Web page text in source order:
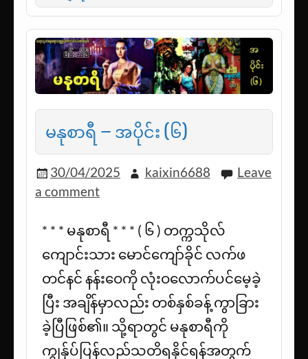
မနုစာရီ – အပိုင်း (၆)
30/04/2025 kaixin6688
Leave
a comment
* * * မနုစာရီ * * * ( ၆ ) တက္ကသိုလ်
ကျောင်းသား မောင်ကျော်ခိုင် လက်ဖ
တင်နင် နန်းဝေကို လုံးဝလောက်ပင်မေ့ခဲ့
ပြီး အချိန်မှာလည်း တစ်နှစ်ခန့် ကွာခြား
ခဲ့ပြီဖြစ်၏။ သို့ရာတွင် မနုစာရီကို
ကျွန်ုပ်ပြန်လည်သတိရနိုင်ရန်အတွက်